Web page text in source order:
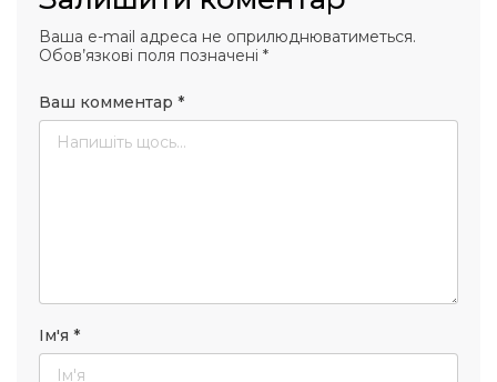
Ваша e-mail адреса не оприлюднюватиметься.
Обов’язкові поля позначені *
Ваш комментар *
Ім'я *